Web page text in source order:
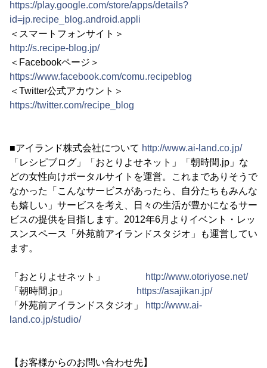
https://play.google.com/store/apps/details?
id=jp.recipe_blog.android.appli
＜スマートフォンサイト＞
http://s.recipe-blog.jp/
＜Facebookページ＞
https://www.facebook.com/comu.recipeblog
＜Twitter公式アカウント＞
https://twitter.com/recipe_blog
■アイランド株式会社について http://www.ai-land.co.jp/
「レシピブログ」「おとりよせネット」「朝時間.jp」な
どの女性向けポータルサイトを運営。これまでありそうで
なかった「こんなサービスがあったら、自分たちもみんな
も嬉しい」サービスを考え、日々の生活が豊かになるサー
ビスの提供を目指します。2012年6月よりイベント・レッ
スンスペース「外苑前アイランドスタジオ」も運営してい
ます。
「おとりよせネット」
http://www.otoriyose.net/
「朝時間.jp」
https://asajikan.jp/
「外苑前アイランドスタジオ」
http://www.ai-
land.co.jp/studio/
【お客様からのお問い合わせ先】